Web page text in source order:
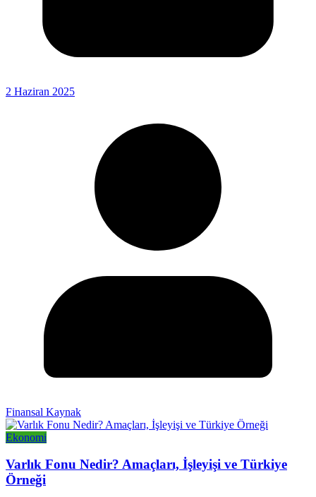
2 Haziran 2025
Finansal Kaynak
Ekonomi
Varlık Fonu Nedir? Amaçları, İşleyişi ve Türkiye
Örneği